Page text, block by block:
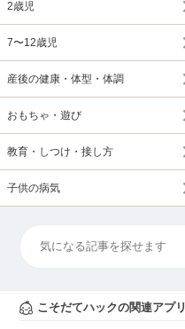
2歳児
7〜12歳児
産後の健康・体型・体調
おもちゃ・遊び
教育・しつけ・接し方
子供の病気
こそだてハックの関連アプリ